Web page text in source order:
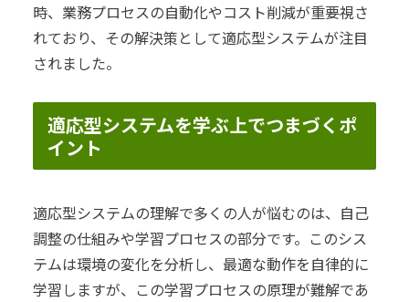
時、業務プロセスの自動化やコスト削減が重要視さ
れており、その解決策として適応型システムが注目
されました。
適応型システムを学ぶ上でつまづくポ
イント
適応型システムの理解で多くの人が悩むのは、自己
調整の仕組みや学習プロセスの部分です。このシス
テムは環境の変化を分析し、最適な動作を自律的に
学習しますが、この学習プロセスの原理が難解であ